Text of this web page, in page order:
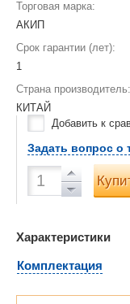
Торговая марка:
АКИП
Срок гарантии (лет):
1
Страна производитель:
КИТАЙ
Добавить к
Задать вопрос о
Характеристики
Комплектация